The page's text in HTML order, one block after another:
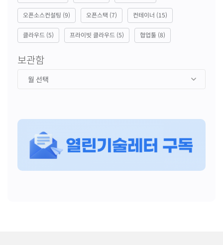
오픈소스컨설팅 (9) 오픈스택 (7) 컨테이너 (15)
클라우드 (5) 프라이빗 클라우드 (5) 협업툴 (8)
보관함